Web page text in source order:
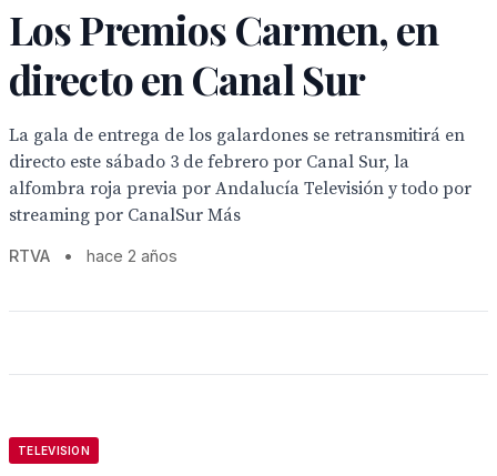
Los Premios Carmen, en
directo en Canal Sur
La gala de entrega de los galardones se retransmitirá en
directo este sábado 3 de febrero por Canal Sur, la
alfombra roja previa por Andalucía Televisión y todo por
streaming por CanalSur Más
RTVA • hace 2 años
TELEVISION